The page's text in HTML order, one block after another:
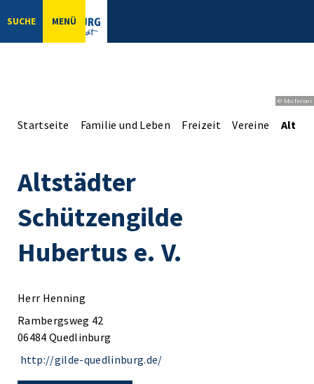
SUCHE MENÜ
© bbsferrari
Startseite Familie und Leben Freizeit Vereine
Altstädter
Schützengilde
Hubertus e. V.
Herr Henning
Rambergsweg 42
06484 Quedlinburg
http://gilde-quedlinburg.de/